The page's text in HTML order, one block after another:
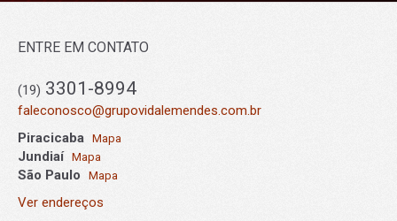
ENTRE EM CONTATO
(19) 3301-8994
faleconosco@grupovidalemendes.com.br
Piracicaba Mapa
Jundiaí Mapa
São Paulo Mapa
Ver endereços